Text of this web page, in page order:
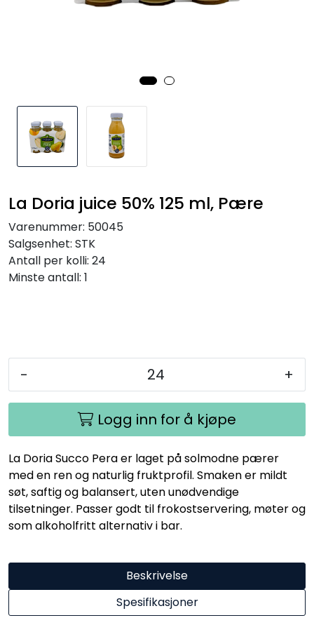
La Doria juice 50% 125 ml, Pære
Varenummer: 50045
Salgsenhet: STK
Antall per kolli: 24
Minste antall: 1
- +
Logg inn for å kjøpe
La Doria Succo Pera er laget på solmodne pærer
med en ren og naturlig fruktprofil. Smaken er mildt
søt, saftig og balansert, uten unødvendige
tilsetninger. Passer godt til frokostservering, møter og
som alkoholfritt alternativ i bar.
Beskrivelse
Spesifikasjoner